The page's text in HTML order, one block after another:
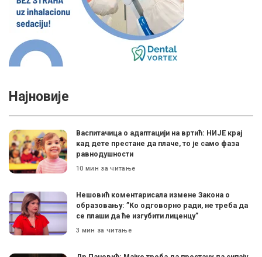
Најновије
Васпитачица о адаптацији на вртић: НИЈЕ крај
кад дете престане да плаче, то је само фаза
равнодушности
10 мин за читање
Нешовић коментарисала измене Закона о
образовању: ”Ко одговорно ради, не треба да
се плаши да ће изгубити лиценцу”
3 мин за читање